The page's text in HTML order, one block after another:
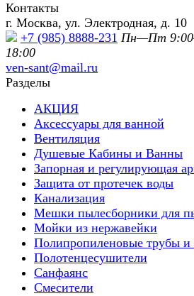
Контакты
г. Москва, ул. Электродная, д. 10
+7 (985) 8888-231 Пн—Пт
18:00
ven-sant@mail.ru
Разделы
АКЦИЯ
Аксессуары для ванной
Вентиляция
Душевые Кабины и Ванны
Запорная и регулирующая
Защита от протечек воды
Канализация
Мешки пылесборники для
Мойки из нержавейки
Полипропиленовые трубы и
Полотенцесушители
Санфаянс
Смесители